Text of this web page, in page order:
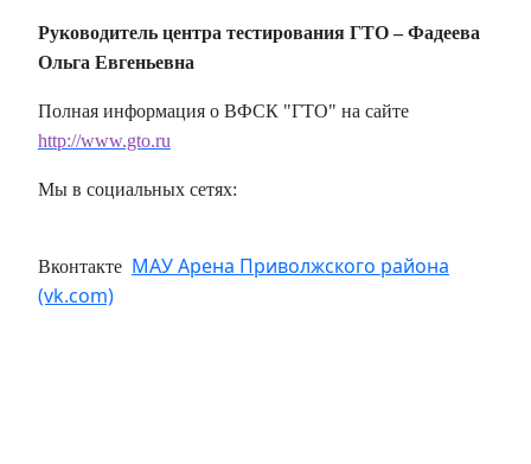
Руководитель центра тестирования ГТО – Фадеева
Ольга Евгеньевна
Полная информация о ВФСК "ГТО" на сайте
http://www.gto.ru
Мы в социальных сетях:
Вконтакте МАУ Арена Приволжского района
(vk.com)